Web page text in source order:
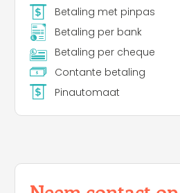
Betaling met pinpas
Betaling per bank
Betaling per cheque
Contante betaling
Pinautomaat